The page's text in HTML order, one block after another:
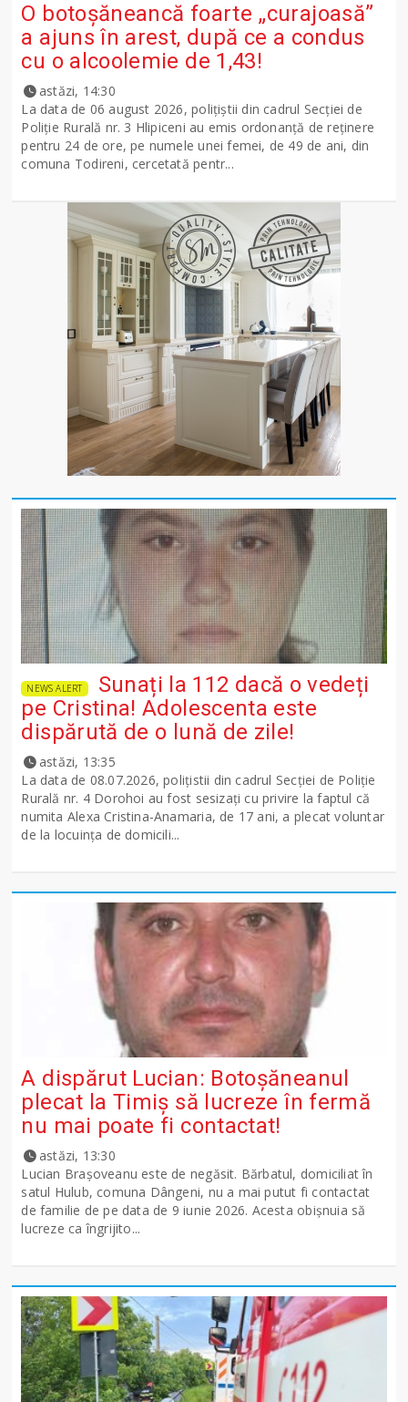
O botoșăneancă foarte „curajoasă”
a ajuns în arest, după ce a condus
cu o alcoolemie de 1,43!
astăzi, 14:30
La data de 06 august 2026, polițiștii din cadrul Secției de
Poliție Rurală nr. 3 Hlipiceni au emis ordonanță de reținere
pentru 24 de ore, pe numele unei femei, de 49 de ani, din
comuna Todireni, cercetată pentr...
NEWS ALERT
Sunați la 112 dacă o vedeți
pe Cristina! Adolescenta este
dispărută de o lună de zile!
astăzi, 13:35
La data de 08.07.2026, polițistii din cadrul Secției de Poliție
Rurală nr. 4 Dorohoi au fost sesizați cu privire la faptul că
numita Alexa Cristina-Anamaria, de 17 ani, a plecat voluntar
de la locuința de domicili...
A dispărut Lucian: Botoșăneanul
plecat la Timiș să lucreze în fermă
nu mai poate fi contactat!
astăzi, 13:30
Lucian Brașoveanu este de negăsit. Bărbatul, domiciliat în
satul Hulub, comuna Dângeni, nu a mai putut fi contactat
de familie de pe data de 9 iunie 2026. Acesta obișnuia să
lucreze ca îngrijito...